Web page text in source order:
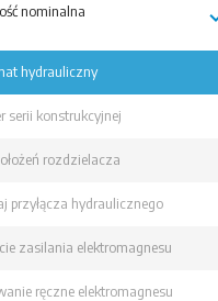
nominalna
hydrauliczny
serii konstrukcyjnej
rozdzielacza
przyłącza hydraulicznego
zasilania elektromagnesu
ręczne elektromagnesu